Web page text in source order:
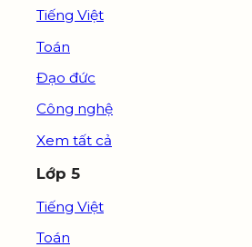
Tiếng Việt
Toán
Đạo đức
Công nghệ
Xem tất cả
Lớp 5
Tiếng Việt
Toán